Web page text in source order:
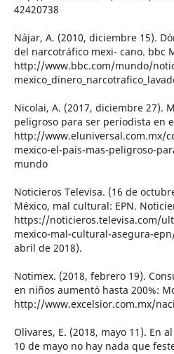
42420738
Nájar, A. (2010, diciembre 15).
del narcotráfico mexi- cano. bbc
http://www.bbc.com/mundo/
Nicolai, A. (2017, diciembre 27).
peligroso para ser periodista en
http://www.eluniversal.com.mx/
mexico-el-pais-mas-peligroso-
mundo
Noticieros Televisa. (16 de
México, mal cultural: EPN.
https://noticieros.televisa.com/
mexico-mal-cultural-asegura-
abril de 2018).
Notimex. (2018, febrero 19).
en niños aumentó hasta 200%:
http://www.excelsior.com.mx/
Olivares, E. (2018, mayo 11). En
10 de mayo no hay nada que